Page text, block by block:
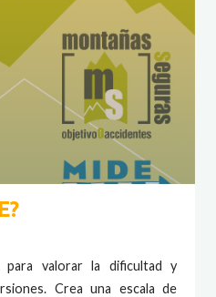
valorar la dificultad y
Crea una escala de